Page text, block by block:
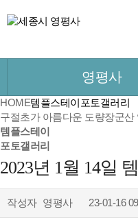
영평사
HOME템플스테이 포토갤러리
구절초가 아름다운 도량장군산
템플스테이
포토갤러리
2023년 1월 14일
작성자 영평사 23-01-16